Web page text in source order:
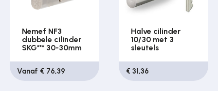
Nemef NF3
dubbele cilinder
SKG*** 30-30mm
Vanaf € 76,39
Halve cilinder
10/30 met 3
sleutels
€ 31,36